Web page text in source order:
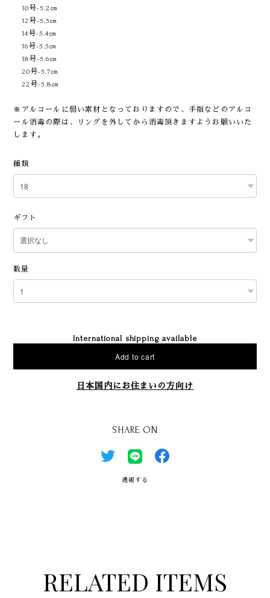
10号-5.2㎝
12号-5.3㎝
14号-5.4㎝
16号-5.5㎝
18号-5.6㎝
20号-5.7㎝
22号-5.8㎝
※アルコールに弱い素材となっておりますので、手指などのアルコ
ール消毒の際は、リングを外してから消毒頂きますようお願いいた
します。
種類
ギフト
数量
International shipping available
Add to cart
日本国内にお住まいの方向け
SHARE ON
通報する
RELATED ITEMS